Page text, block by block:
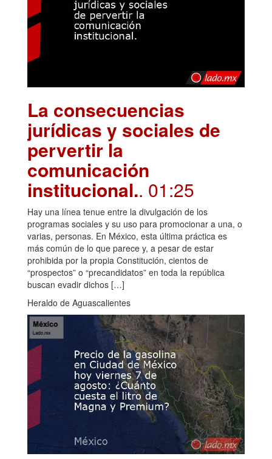
La consecuencias
jurídicas y sociales de
pervertir la
comunicación
institucional.. 01:25
Hay una línea tenue entre la divulgación de los
programas sociales y su uso para promocionar a una, o
varias, personas. En México, esta última práctica es
más común de lo que parece y, a pesar de estar
prohibida por la propia Constitución, cientos de
“prospectos” o “precandidatos” en toda la república
buscan evadir dichos […]
Heraldo de Aguascalientes